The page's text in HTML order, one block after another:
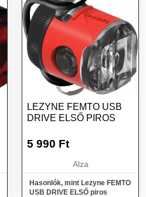
LEZYNE FEMTO USB
DRIVE ELSŐ PIROS
5 990 Ft
Alza
Hasonlók, mint Lezyne FEMTO
USB DRIVE ELSŐ piros